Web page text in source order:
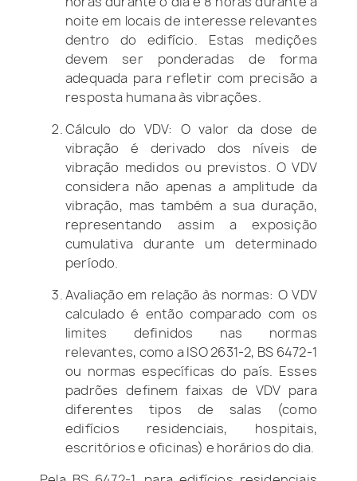
noite em locais de interesse relevantes
dentro do edifício. Estas medições
devem ser ponderadas de forma
adequada para refletir com precisão a
resposta humana às vibrações.
Cálculo do VDV: O valor da dose de
vibração é derivado dos níveis de
vibração medidos ou previstos. O VDV
considera não apenas a amplitude da
vibração, mas também a sua duração,
representando assim a exposição
cumulativa durante um determinado
período.
Avaliação em relação às normas: O VDV
calculado é então comparado com os
limites definidos nas normas
relevantes, como a ISO 2631-2, BS 6472-1
ou normas específicas do país. Esses
padrões definem faixas de VDV para
diferentes tipos de salas (como
edifícios residenciais, hospitais,
escritórios e oficinas) e horários do dia.